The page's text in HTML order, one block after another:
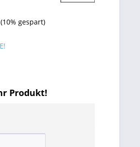
(10% gespart)
Produkt!